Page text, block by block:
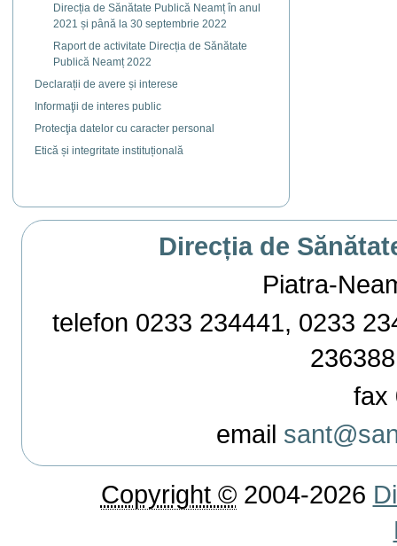
Direcția de Sănătate Publică Neamț în anul
2021 și până la 30 septembrie 2022
Raport de activitate Direcția de Sănătate
Publică Neamț 2022
Declarații de avere și interese
Informaţii de interes public
Protecţia datelor cu caracter personal
Etică și integritate instituțională
Direcția de
Piatra-
telefon 0233 234441, 0233
fax
email
Copyright ©2004-2026